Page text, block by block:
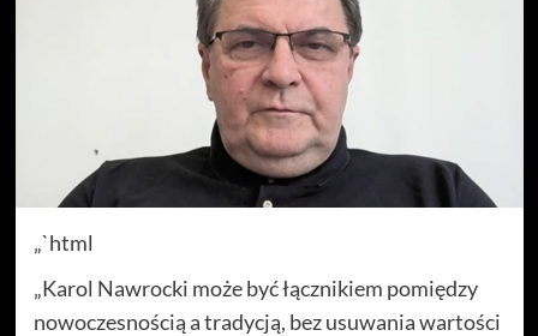
„`html
„Karol Nawrocki może być łącznikiem pomiędzy
nowoczesnością a tradycją, bez usuwania wartości